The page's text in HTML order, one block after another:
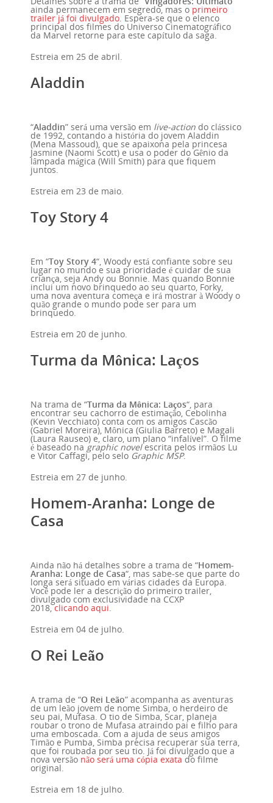
ainda permanecem em segredo, mas o primeiro
trailer já foi divulgado. Espera-se que o elenco
principal dos filmes do Universo Cinematográfico
da Marvel retorne para este capítulo da saga.
Estreia em 25 de abril.
Aladdin
“Aladdin” será uma versão em live-action do clássico
de 1992, contando a história do jovem Aladdin
(Mena Massoud), que se apaixona pela princesa
Jasmine (Naomi Scott) e usa o poder do Gênio da
lâmpada mágica (Will Smith) para que fiquem
juntos.
Estreia em 23 de maio.
Toy Story 4
Em “Toy Story 4“, Woody está confiante sobre seu
lugar no mundo e sua prioridade é cuidar de sua
criança, seja Andy ou Bonnie. Mas quando Bonnie
inclui um novo brinquedo ao seu quarto, Forky,
uma nova aventura começa e irá mostrar à Woody o
quão grande o mundo pode ser para um
brinquedo.
Estreia em 20 de junho.
Turma da Mônica: Laços
Na trama de “Turma da Mônica: Laços“, para
encontrar seu cachorro de estimação, Cebolinha
(Kevin Vecchiato) conta com os amigos Cascão
(Gabriel Moreira), Mônica (Giulia Barreto) e Magali
(Laura Rauseo) e, claro, um plano “infalível”. O filme
é baseado na graphic novelescrita pelos irmãos Lu
e Vitor Caffagi, pelo selo Graphic MSP.
Estreia em 27 de junho.
Homem-Aranha: Longe de
Casa
Ainda não há detalhes sobre a trama de “Homem-
Aranha: Longe de Casa“, mas sabe-se que parte do
longa será situado em várias cidades da Europa.
Você pode ler a descrição do primeiro trailer,
divulgado com exclusividade na CCXP
2018,clicando aqui.
Estreia em 04 de julho.
O Rei Leão
A trama de “O Rei Leão” acompanha as aventuras
de um leão jovem de nome Simba, o herdeiro de
seu pai, Mufasa. O tio de Simba, Scar, planeja
roubar o trono de Mufasa atraindo pai e filho para
uma emboscada. Com a ajuda de seus amigos
Timão e Pumba, Simba precisa recuperar sua terra,
que foi roubada por seu tio. Já foi divulgado que a
nova versão não será uma cópia exata do filme
original.
Estreia em 18 de julho.